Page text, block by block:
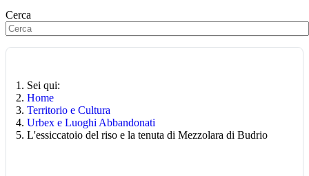
Cerca
Sei qui:
Home
Territorio e Cultura
Urbex e Luoghi Abbandonati
L'essiccatoio del riso e la tenuta di Mezzolara di Budrio